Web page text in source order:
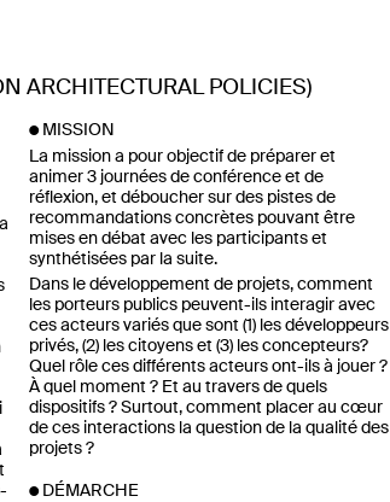
ARCHITECTURAL POLICIES)
MISSION
La mission a pour objectif de préparer et
animer 3 journées de conférence et de
réflexion, et déboucher sur des pistes de
recommandations concrètes pouvant être
mises en débat avec les participants et
synthétisées par la suite.
Dans le développement de projets, comment
les porteurs publics peuvent-ils interagir avec
ces acteurs variés que sont (1) les développeurs
privés, (2) les citoyens et (3) les concepteurs?
Quel rôle ces différents acteurs ont-ils à jouer ?
À quel moment ? Et au travers de quels
dispositifs ? Surtout, comment placer au cœur
de ces interactions la question de la qualité des
projets ?
DÉMARCHE